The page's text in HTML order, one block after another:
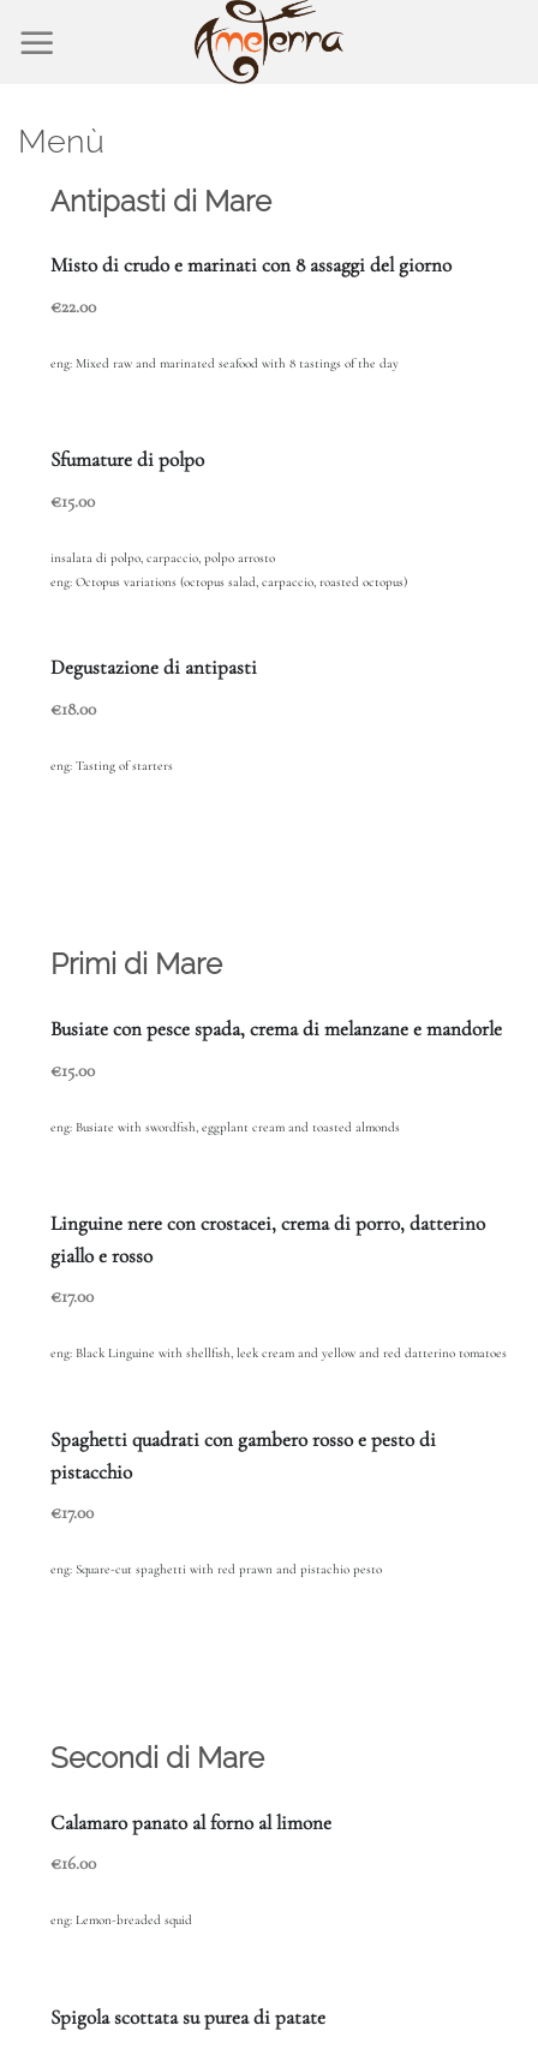
Menù
Antipasti di Mare
Misto di crudo e marinati con 8 assaggi del giorno
€22.00
eng: Mixed raw and marinated seafood with 8 tastings of the day
Sfumature di polpo
€15.00
insalata di polpo, carpaccio, polpo arrosto
eng:Octopus variations (octopus salad, carpaccio, roasted octopus)
Degustazione di antipasti
€18.00
eng: Tasting of starters
Primi di Mare
Busiate con pesce spada, crema di melanzane e mandorle
€15.00
eng: Busiate with swordfish, eggplant cream and toasted almonds
Linguine nere con crostacei, crema di porro, datterino
giallo e rosso
€17.00
eng: Black Linguine with shellfish, leek cream and yellow and red datterino tomatoes
Spaghetti quadrati con gambero rosso e pesto di
pistacchio
€17.00
eng: Square-cut spaghetti with red prawn and pistachio pesto
Secondi di Mare
Calamaro panato al forno al limone
€16.00
eng: Lemon-breaded squid
Spigola scottata su purea di patate